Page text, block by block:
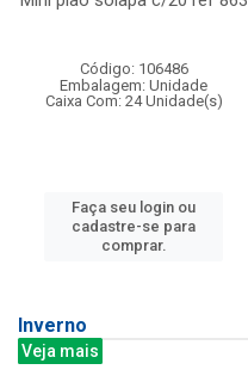
Código: 106486
Embalagem: Unidade
Caixa Com: 24 Unidade(s)
Faça seu login ou
cadastre-se para
comprar.
Inverno
Veja mais